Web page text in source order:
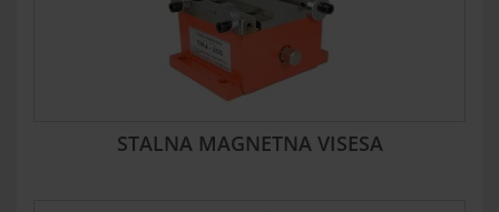
STALNA MAGNETNA VISESA